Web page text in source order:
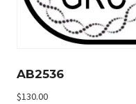
AB2536
$130.00